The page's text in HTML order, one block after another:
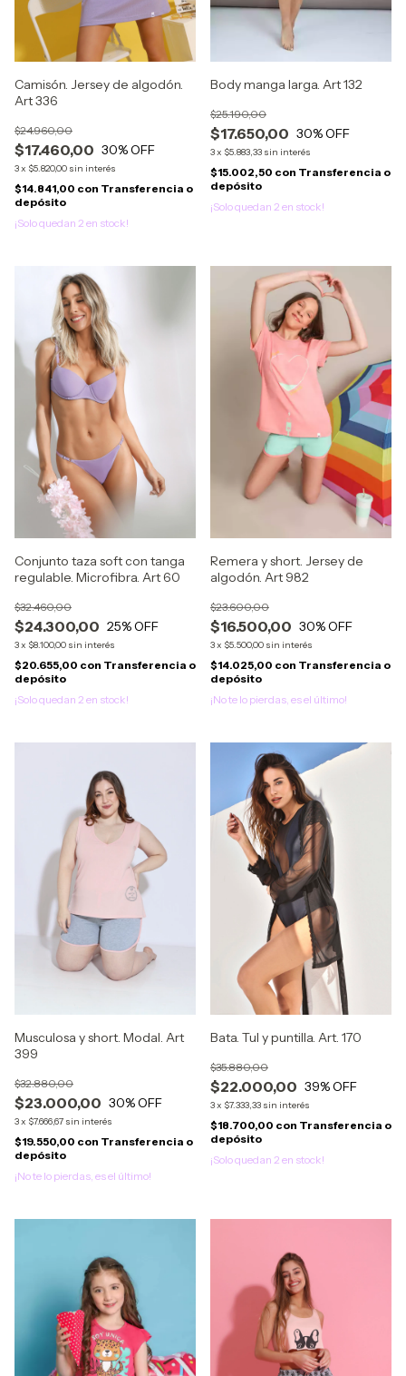
Camisón. Jersey de algodón.
Art 336
$17.460,00
$24.960,00
30% OFF
3x $5.820,00 sin interés
$14.841,00 con Transferencia o
depósito
¡Solo quedan 2 en stock!
Body manga larga. Art 132
$17.650,00
$25.190,00
30% OFF
3x $5.883,33 sin interés
$15.002,50 con Transferencia o
depósito
¡Solo quedan 2 en stock!
Conjunto taza soft con tanga
regulable. Microfibra. Art 60
$24.300,00
$32.460,00
25% OFF
3x $8.100,00 sin interés
$20.655,00 con Transferencia o
depósito
¡Solo quedan 2 en stock!
Remera y short. Jersey de
algodón. Art 982
$16.500,00
$23.600,00
30% OFF
3x $5.500,00 sin interés
$14.025,00 con Transferencia o
depósito
¡No te lo pierdas, es el último!
Musculosa y short. Modal. Art
399
$23.000,00
$32.880,00
30% OFF
3x $7.666,67 sin interés
$19.550,00 con Transferencia o
depósito
¡No te lo pierdas, es el último!
Bata. Tul y puntilla. Art. 170
$22.000,00
$35.880,00
39% OFF
3x $7.333,33 sin interés
$18.700,00 con Transferencia o
depósito
¡Solo quedan 2 en stock!